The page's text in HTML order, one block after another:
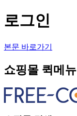
로그인
본문 바로가기
쇼핑몰 퀵메뉴